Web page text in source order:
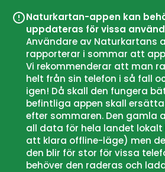
Naturkartan-appen kan
uppdateras för vissa
Användare av Naturkartans
rapporterar i sommar att
Vi rekommenderar att man
helt från sin telefon i så fall
igen! Då skall den fungera
befintliga appen skall
efter sommaren. Den gamla
all data för hela landet lokalt
att klara offline-läge) men
den blir för stor för vissa
behöver den raderas och